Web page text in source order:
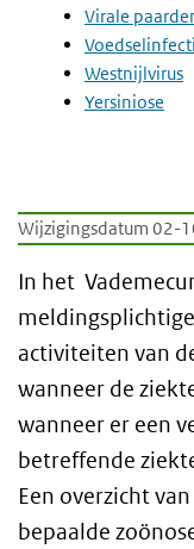
Wijzigingsdatum 02-
In het
activiteiten van
wanneer de
wanneer er een
betreffende
Een overzicht
bepaalde
Virale
Westnijlvirus
Yersiniose